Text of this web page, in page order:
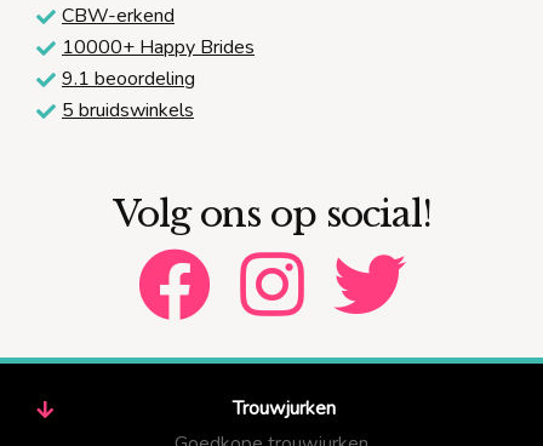
CBW-erkend
10000+ Happy Brides
9.1 beoordeling
5 bruidswinkels
Volg ons op social!
Trouwjurken